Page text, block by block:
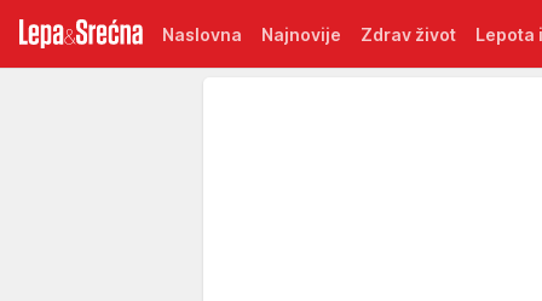
Naslovna Najnovije Zdrav život Lepota